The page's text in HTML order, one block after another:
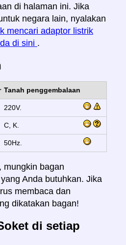
di halaman ini. Jika
negara lain, nyalakan
mencari adaptor listrik
di sini .
Tanah penggembalaan
220V.
C, K.
50Hz.
mungkin bagan
Anda butuhkan. Jika
membaca dan
dikatakan bagan!
di setiap